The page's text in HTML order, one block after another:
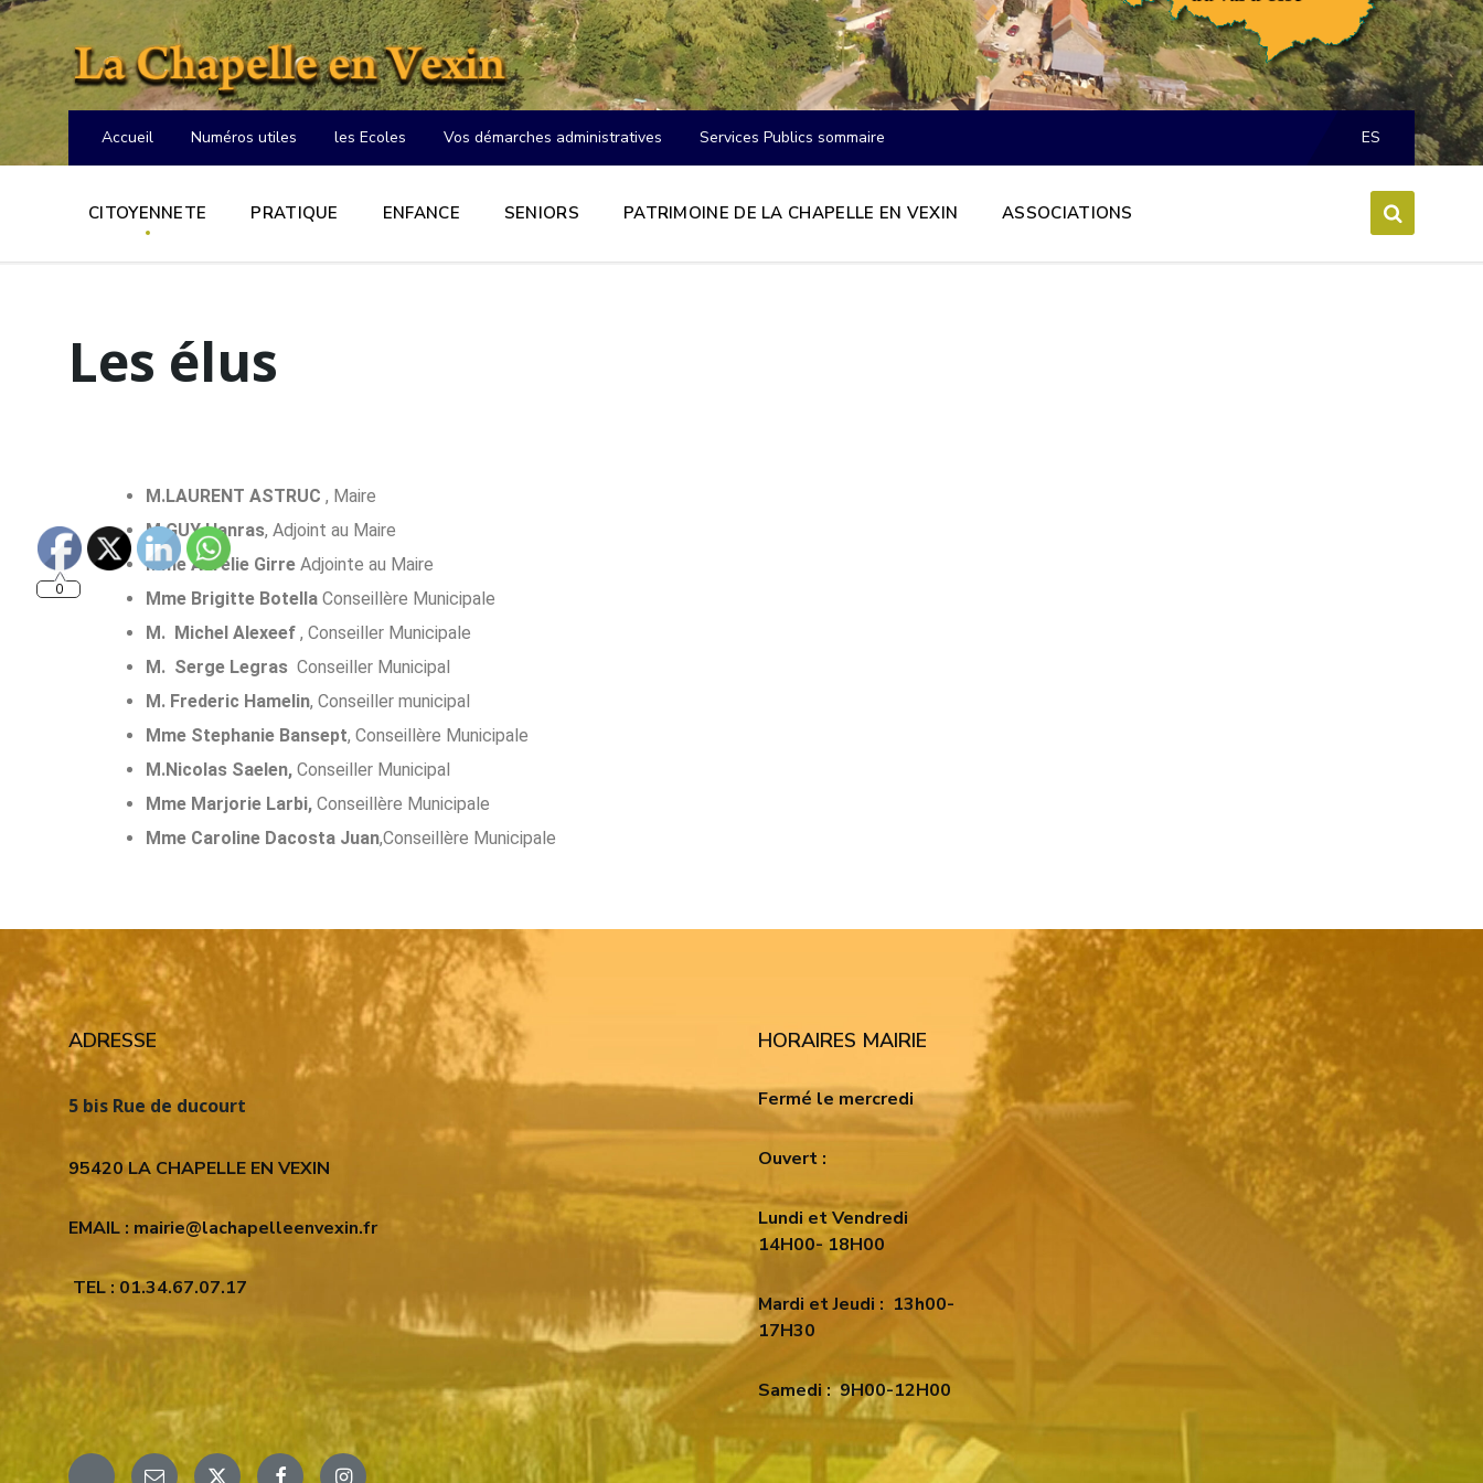
Accueil Numéros utiles les Ecoles Vos démarches administratives Services Publics sommaire ES
CITOYENNETE PRATIQUE ENFANCE SENIORS PATRIMOINE DE LA CHAPELLE EN VEXIN ASSOCIATIONS
Les élus
M.LAURENT ASTRUC , Maire
M.GUY Hanras, Adjoint au Maire
Mme Aurelie Girre Adjointe au Maire
Mme Brigitte Botella Conseillère Municipale
M. Michel Alexeef , Conseiller Municipale
M. Serge Legras Conseiller Municipal
M. Frederic Hamelin, Conseiller municipal
Mme Stephanie Bansept, Conseillère Municipale
M.Nicolas Saelen, Conseiller Municipal
Mme Marjorie Larbi, Conseillère Municipale
Mme Caroline Dacosta Juan,Conseillère Municipale
ADRESSE
5 bis Rue de ducourt
95420 LA CHAPELLE EN VEXIN
EMAIL : mairie@lachapelleenvexin.fr
TEL : 01.34.67.07.17
HORAIRES MAIRIE
Fermé le mercredi
Ouvert :
Lundi et Vendredi
14H00- 18H00
Mardi et Jeudi : 13h00-
17H30
Samedi :9H00-12H00
0